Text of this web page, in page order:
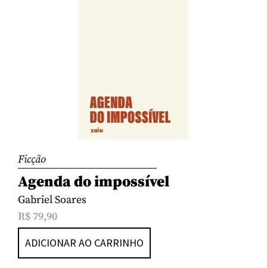
Ficção
Agenda do impossível
Gabriel Soares
R$ 79,90
ADICIONAR AO CARRINHO